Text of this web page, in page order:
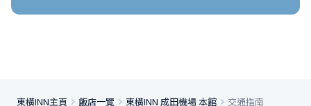
東橫INN主頁 飯店一覽 東橫INN 成田機場 本館 交通指南